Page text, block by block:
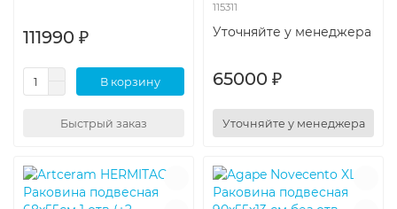
111990 ₽
В корзину
Быстрый заказ
115311
Уточняйте у менеджера
65000 ₽
Уточняйте у менеджера